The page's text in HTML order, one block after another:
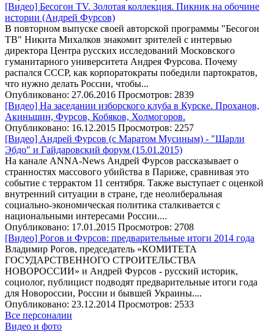
[Видео] Бесогон TV. Золотая коллекция. Пикник на обочине
истории (Андрей Фурсов)
В повторном выпуске своей авторской программы "Бесогон
ТВ" Никита Михалков знакомит зрителей с интервью
директора Центра русских исследований Московского
гуманитарного университета Андрея Фурсова. Почему
распался СССР, как корпоратократы победили партократов,
что нужно делать России, чтобы...
Опубликовано: 27.06.2016 Просмотров: 2839
[Видео] На заседании изборского клуба в Курске. Проханов,
Акиньшин, Фурсов, Кобяков, Холмогоров.
Опубликовано: 16.12.2015 Просмотров: 2257
[Видео] Андрей Фурсов (с Маратом Мусиным) - "Шарли
Эбдо" и Гайдаровский форум (15.01.2015)
На канале ANNA-News Андрей Фурсов рассказывает о
странностях массового убийства в Париже, сравнивая это
событие с террактом 11 сентября. Также выступает с оценкой
внутренний ситуации в стране, где неолиберальная
социально-экономическая политика сталкивается с
национальными интересами России....
Опубликовано: 17.01.2015 Просмотров: 2708
[Видео] Рогов и Фурсов: предварительные итоги 2014 года
Владимир Рогов, председатель «КОМИТЕТА
ГОСУДАРСТВЕННОГО СТРОИТЕЛЬСТВА
НОВОРОССИИ» и Андрей Фурсов - русский историк,
социолог, публицист подводят предварительные итоги года
для Новороссии, России и бывшей Украины....
Опубликовано: 23.12.2014 Просмотров: 2533
Все персоналии
Видео и фото